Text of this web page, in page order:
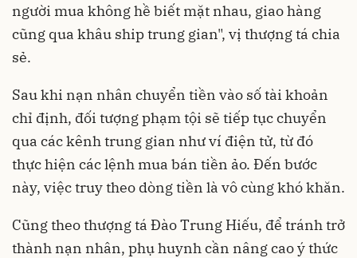
người mua không hề biết mặt nhau, giao hàng
cũng qua khâu ship trung gian", vị thượng tá chia
sẻ.
Sau khi nạn nhân chuyển tiền vào số tài khoản
chỉ định, đối tượng phạm tội sẽ tiếp tục chuyển
qua các kênh trung gian như ví điện tử, từ đó
thực hiện các lệnh mua bán tiền ảo. Đến bước
này, việc truy theo dòng tiền là vô cùng khó khăn.
Cũng theo thượng tá Đào Trung Hiếu, để tránh trở
thành nạn nhân, phụ huynh cần nâng cao ý thức